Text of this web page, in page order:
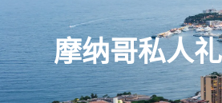
摩纳哥私人